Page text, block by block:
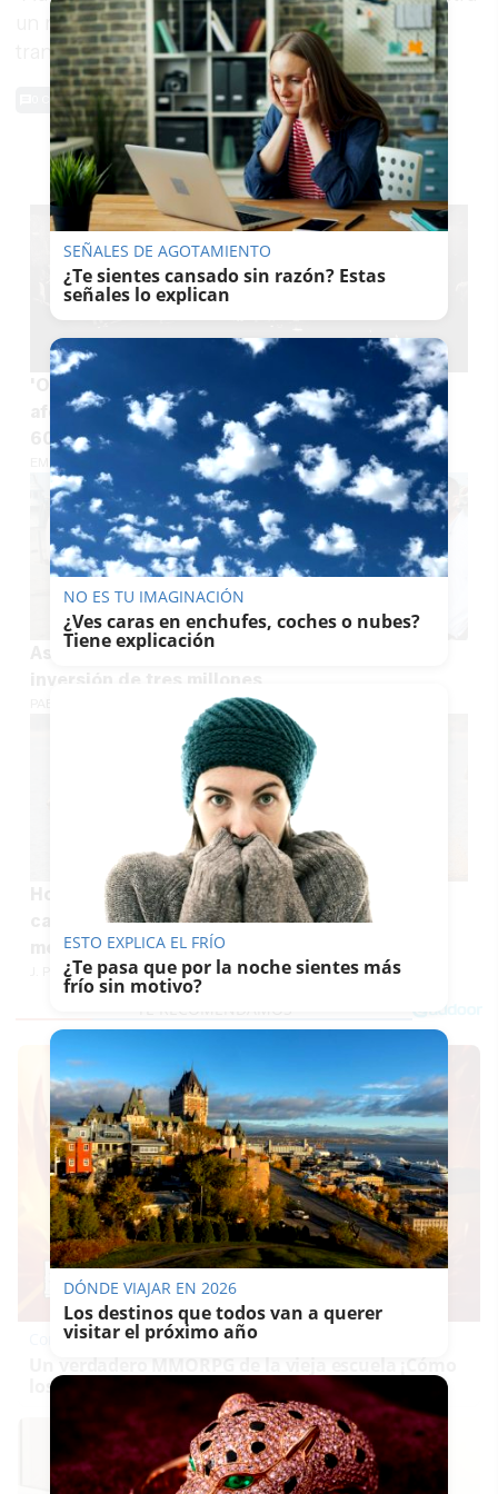
un retrato de Europa en una ventana
transparente".
0 Comentarios
TE PUEDE INTERESAR
'Overbooking' en una discoteca de Rota: el
aforo era de 315 personas y se habían vendido
600 entradas
Así cambiará el puerto de Bonanza tras una
Horario y todos los detalles del inicio de las
carreras de caballos en Sanlúcar, uno de los
mejores espectáculos del verano
J. P. LOZANO
Corepunk MMORPG
los de antes, pero mejor!
SEÑALES DE AGOTAMIENTO
¿Te sientes cansado sin razón? Estas
señales lo explican
NO ES TU IMAGINACIÓN
¿Ves caras en enchufes, coches o nubes?
Tiene explicación
ESTO EXPLICA EL FRÍO
¿Te pasa que por la noche sientes más
frío sin motivo?
DÓNDE VIAJAR EN 2026
Los destinos que todos van a querer
visitar el próximo año